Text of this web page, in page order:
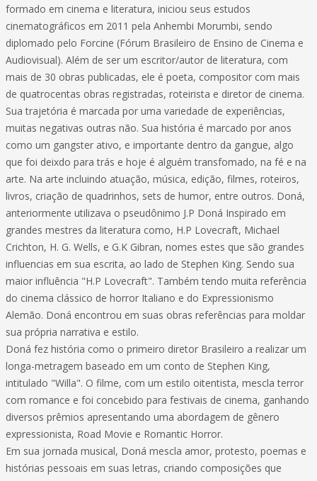
formado em cinema e literatura, iniciou seus estudos
cinematográficos em 2011 pela Anhembi Morumbi, sendo
diplomado pelo Forcine (Fórum Brasileiro de Ensino de Cinema e
Audiovisual). Além de ser um escritor/autor de literatura, com
mais de 30 obras publicadas, ele é poeta, compositor com mais
de quatrocentas obras registradas, roteirista e diretor de cinema.
Sua trajetória é marcada por uma variedade de experiências,
muitas negativas outras não. Sua história é marcado por anos
como um gangster ativo, e importante dentro da gangue, algo
que foi deixdo para trás e hoje é alguém transfomado, na fé e na
arte. Na arte incluindo atuação, música, edição, filmes, roteiros,
livros, criação de quadrinhos, sets de humor, entre outros. Doná,
anteriormente utilizava o pseudônimo J.P Doná Inspirado em
grandes mestres da literatura como, H.P Lovecraft, Michael
Crichton, H. G. Wells, e G.K Gibran, nomes estes que são grandes
influencias em sua escrita, ao lado de Stephen King. Sendo sua
maior influência "H.P Lovecraft". Também tendo muita referência
do cinema clássico de horror Italiano e do Expressionismo
Alemão. Doná encontrou em suas obras referências para moldar
sua própria narrativa e estilo.
Doná fez história como o primeiro diretor Brasileiro a realizar um
longa-metragem baseado em um conto de Stephen King,
intitulado "Willa". O filme, com um estilo oitentista, mescla terror
com romance e foi concebido para festivais de cinema, ganhando
diversos prêmios apresentando uma abordagem de gênero
expressionista, Road Movie e Romantic Horror.
Em sua jornada musical, Doná mescla amor, protesto, poemas e
histórias pessoais em suas letras, criando composições que